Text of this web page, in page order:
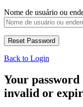
Nome de usuário ou
Back to Login
Your
invalid or